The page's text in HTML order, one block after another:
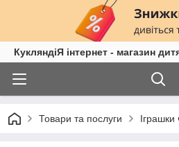
КукляндіЯ інтернет - магазин
Товари та послуги